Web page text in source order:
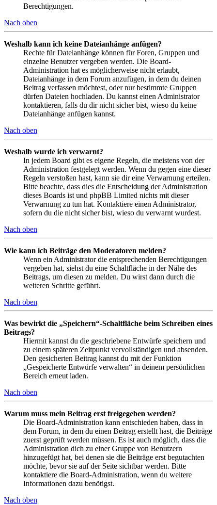
Berechtigungen.
Nach oben
Weshalb kann ich keine Dateianhänge anfügen?
Rechte für Dateianhänge können für Foren, Gruppen und
einzelne Benutzer vergeben werden. Die Board-
Administration hat es möglicherweise nicht erlaubt,
Dateianhänge in dem Forum anzufügen, in dem du deinen
Beitrag verfassen möchtest, oder nur bestimmte Gruppen
dürfen Dateien hochladen. Du kannst einen Administrator
kontaktieren, falls du dir nicht sicher bist, wieso du keine
Dateianhänge anfügen kannst.
Nach oben
Weshalb wurde ich verwarnt?
In jedem Board gibt es eigene Regeln, die meistens von der
Administration festgelegt werden. Wenn du gegen eine dieser
Regeln verstoßen hast, kann sie dir eine Verwarnung erteilen.
Bitte beachte, dass dies die Entscheidung der Administration
dieses Boards ist und phpBB Limited nichts mit dieser
Verwarnung zu tun hat. Kontaktiere einen Administrator,
sofern du die nicht sicher bist, wieso du verwarnt wurdest.
Nach oben
Wie kann ich Beiträge den Moderatoren melden?
Wenn ein Administrator die entsprechenden Berechtigungen
vergeben hat, siehst du eine Schaltfläche in der Nähe des
Beitrags, um diesen zu melden. Du wirst dann durch die
weiteren Schritte geführt.
Nach oben
Was bewirkt die „Speichern“-Schaltfläche beim Schreiben eines
Beitrags?
Hiermit kannst du die geschriebene Entwürfe speichern und
zu einem späteren Zeitpunkt vervollständigen und absenden.
Den gesicherten Beitrag kannst du mit der Funktion
„Gespeicherte Entwürfe verwalten“ in deinem persönlichen
Bereich erneut laden.
Nach oben
Warum muss mein Beitrag erst freigegeben werden?
Die Board-Administration kann entschieden haben, dass in
dem Forum, in dem du einen Beitrag erstellt hast, die Beiträge
zuerst geprüft werden müssen. Es ist auch möglich, dass die
Administration dich zu einer Gruppe von Benutzern
hinzugefügt hat, bei denen sie die Beiträge erst begutachten
möchte, bevor sie auf der Seite sichtbar werden. Bitte
kontaktiere die Board-Administration, wenn du weitere
Informationen dazu benötigst.
Nach oben